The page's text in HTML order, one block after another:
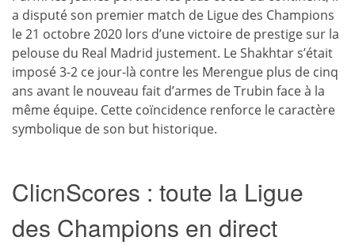
a disputé son premier match de Ligue des Champions
le 21 octobre 2020 lors d’une victoire de prestige sur la
pelouse du Real Madrid justement. Le Shakhtar s’était
imposé 3-2 ce jour-là contre les Merengue plus de cinq
ans avant le nouveau fait d’armes de Trubin face à la
même équipe. Cette coïncidence renforce le caractère
symbolique de son but historique.
ClicnScores : toute la Ligue
des Champions en direct